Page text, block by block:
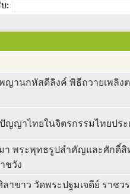
:
ญานกหัสดีลิงค์ พิธีถวายเพลิง
ญญาไทยในจิตรกรรมไทยปร
า พระพุทธรูปสำคัญและศักดิ์สิ
ชวัง
าขาว วัดพระปฐมเจดีย์ ราชว